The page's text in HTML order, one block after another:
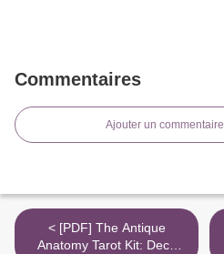
Commentaires
Ajouter un commentaire
< [PDF] The Antique
Anatomy Tarot Kit: Deck